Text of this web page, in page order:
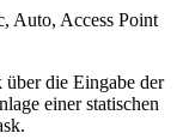
Auto, Access Point
die Eingabe der
einer statischen